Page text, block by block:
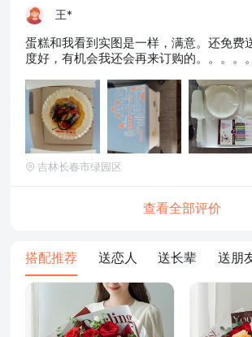
王*
蛋糕和我看到实图是一样，满意。还免费
度好，有机会我还会再来订购的。。。。。
吉林长春市绿园区
查看全部评价
搭配推荐 送恋人 送长辈 送朋